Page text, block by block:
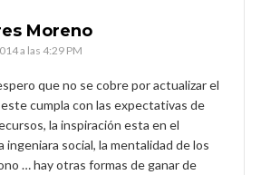
Moreno
a las 4:29 PM
que no se cobre por actualizar el
cumpla con las expectativas de
la inspiración esta en el
social, la mentalidad de los
… hay otras formas de ganar de